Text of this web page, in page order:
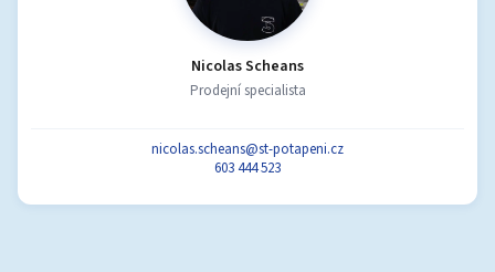
Nicolas Scheans
Prodejní specialista
nicolas.scheans@st-potapeni.cz
603 444 523